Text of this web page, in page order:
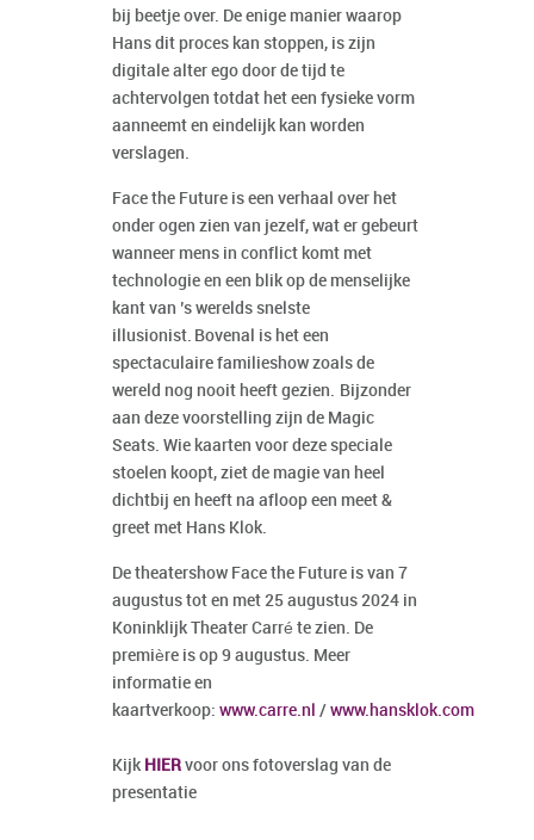
bij beetje over. De enige manier waarop
Hans dit proces kan stoppen, is zijn
digitale alter ego door de tijd te
achtervolgen totdat het een fysieke vorm
aanneemt en eindelijk kan worden
verslagen.
Face the Future is een verhaal over het
onder ogen zien van jezelf, wat er gebeurt
wanneer mens in conflict komt met
technologie en een blik op de menselijke
kant van ’s werelds snelste
illusionist. Bovenal is het een
spectaculaire familieshow zoals de
wereld nog nooit heeft gezien. Bijzonder
aan deze voorstelling zijn de Magic
Seats. Wie kaarten voor deze speciale
stoelen koopt, ziet de magie van heel
dichtbij en heeft na afloop een meet &
greet met Hans Klok.
De theatershow Face the Future is van 7
augustus tot en met 25 augustus 2024 in
Koninklijk Theater Carré te zien. De
première is op 9 augustus. Meer
informatie en
kaartverkoop: www.carre.nl / www.hansklok.com
Kijk HIER voor ons fotoverslag van de
presentatie